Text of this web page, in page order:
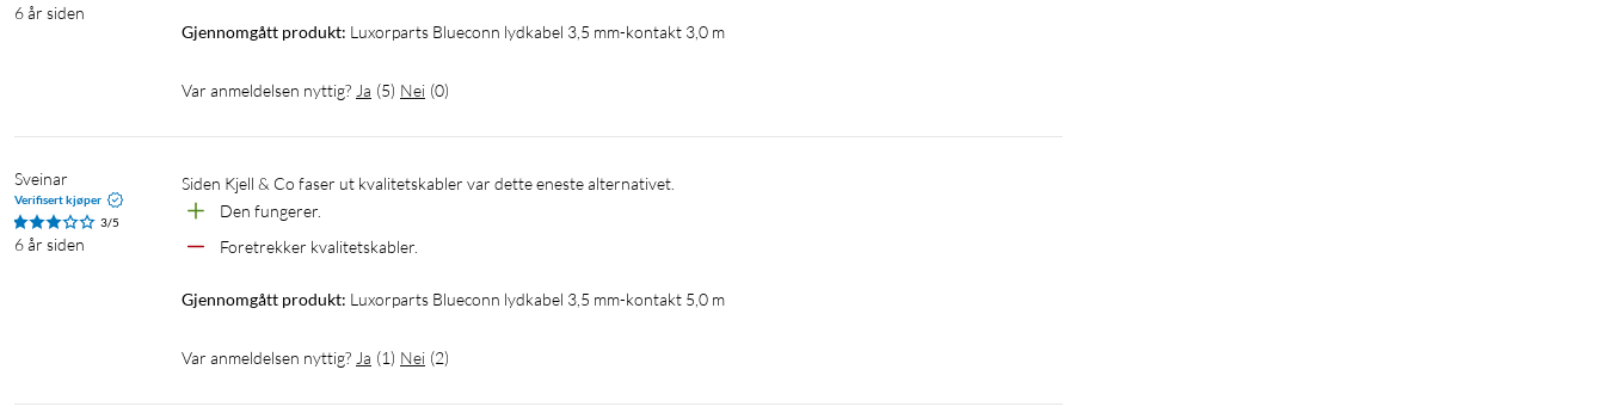
6 år siden
Gjennomgått produkt: Luxorparts Blueconn lydkabel 3,5 mm-kontakt 3,0 m
Var anmeldelsen nyttig? Ja (5) Nei (0)
Sveinar
Verifisert kjøper
3/5
6 år siden
Siden Kjell & Co faser ut kvalitetskabler var dette eneste alternativet.
Den fungerer.
Foretrekker kvalitetskabler.
Gjennomgått produkt: Luxorparts Blueconn lydkabel 3,5 mm-kontakt 5,0 m
Var anmeldelsen nyttig? Ja (1) Nei (2)